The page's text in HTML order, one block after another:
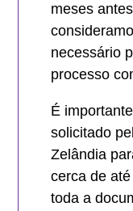
meses
necessário
processo
É
solicitado
Zelândia
cerca de
toda a